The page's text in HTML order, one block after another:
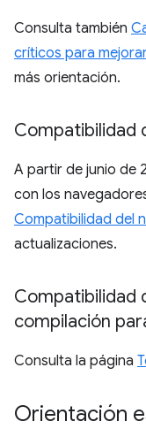
Consulta también
críticos para
más orientación.
Compatibilidad
A partir de junio de
con los
Compatibilidad del
actualizaciones.
Compatibilidad
compilación
Consulta la página
Orientación